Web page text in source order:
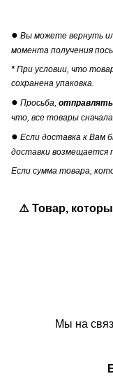
● Вы можете вернуть
момента получения
* При условии, что
сохранена упаковка.
● Просьба,
что, все товары
● Если доставка к Вам
доставки возмещается
Если сумма товара,
⚠️ Товар,
Мы на